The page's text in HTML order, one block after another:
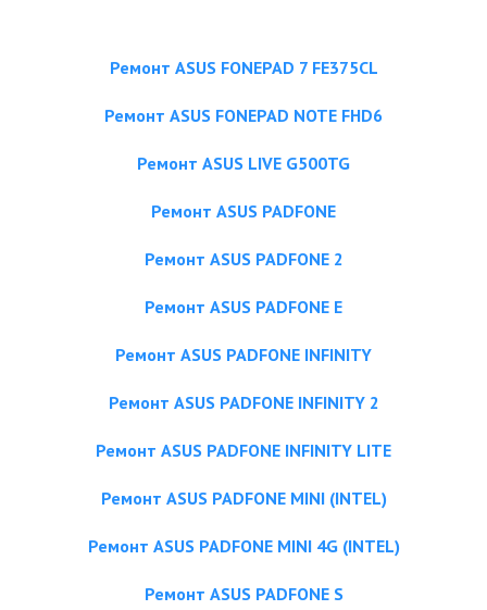
Ремонт ASUS FONEPAD 7 FE375CL
Ремонт ASUS FONEPAD NOTE FHD6
Ремонт ASUS LIVE G500TG
Ремонт ASUS PADFONE
Ремонт ASUS PADFONE 2
Ремонт ASUS PADFONE E
Ремонт ASUS PADFONE INFINITY
Ремонт ASUS PADFONE INFINITY 2
Ремонт ASUS PADFONE INFINITY LITE
Ремонт ASUS PADFONE MINI (INTEL)
Ремонт ASUS PADFONE MINI 4G (INTEL)
Ремонт ASUS PADFONE S